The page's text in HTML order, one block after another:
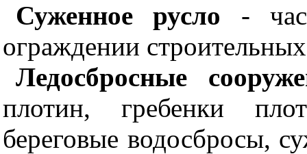
Суженное русло -
ограждении
Ледосбросные
плотин, гребенки
береговые водосбросы,